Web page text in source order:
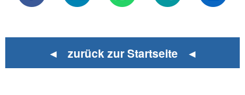
◄ zurück zur Startseite ◄